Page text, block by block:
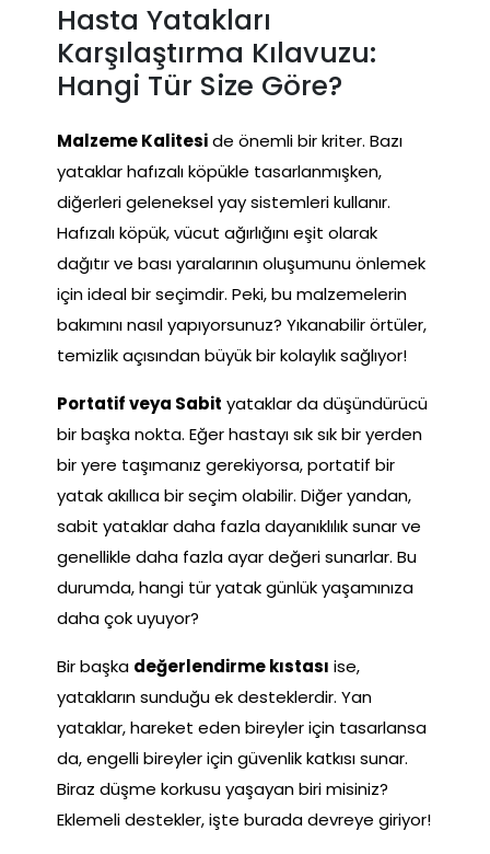
Hasta Yatakları
Karşılaştırma Kılavuzu:
Hangi Tür Size Göre?
Malzeme Kaliteside önemli bir kriter. Bazı
yataklar hafızalı köpükle tasarlanmışken,
diğerleri geleneksel yay sistemleri kullanır.
Hafızalı köpük, vücut ağırlığını eşit olarak
dağıtır ve bası yaralarının oluşumunu önlemek
için ideal bir seçimdir. Peki, bu malzemelerin
bakımını nasıl yapıyorsunuz? Yıkanabilir örtüler,
temizlik açısından büyük bir kolaylık sağlıyor!
Portatif veya Sabit yataklar da düşündürücü
bir başka nokta. Eğer hastayı sık sık bir yerden
bir yere taşımanız gerekiyorsa, portatif bir
yatak akıllıca bir seçim olabilir. Diğer yandan,
sabit yataklar daha fazla dayanıklılık sunar ve
genellikle daha fazla ayar değeri sunarlar. Bu
durumda, hangi tür yatak günlük yaşamınıza
daha çok uyuyor?
Bir başka değerlendirme kıstası ise,
yatakların sunduğu ek desteklerdir. Yan
yataklar, hareket eden bireyler için tasarlansa
da, engelli bireyler için güvenlik katkısı sunar.
Biraz düşme korkusu yaşayan biri misiniz?
Eklemeli destekler, işte burada devreye giriyor!